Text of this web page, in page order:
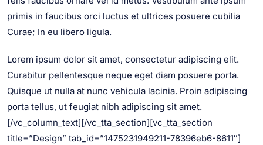
primis in faucibus orci luctus et ultrices posuere cubilia
Curae; In eu libero ligula.
Lorem ipsum dolor sit amet, consectetur adipiscing elit.
Curabitur pellentesque neque eget diam posuere porta.
Quisque ut nulla at nunc vehicula lacinia. Proin adipiscing
porta tellus, ut feugiat nibh adipiscing sit amet.
[/vc_column_text][/vc_tta_section][vc_tta_section
title=”Design” tab_id=”1475231949211-78396eb6-8611″]